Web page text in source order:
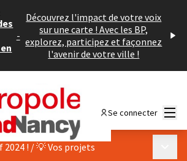
-
Découvrez l'impact de votre voix
sur une carte ! Avec les BP,
explorez, participez et façonnez
l'avenir de votre ville !
Se connecter
! /💡 Vos projets